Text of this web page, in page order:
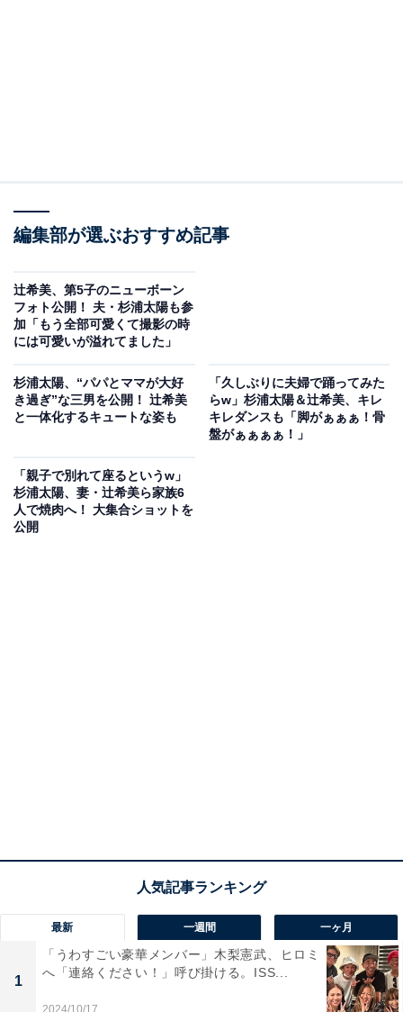
編集部が選ぶおすすめ記事
辻希美、第5子のニューボーン
フォト公開！ 夫・杉浦太陽も参
加「もう全部可愛くて撮影の時
には可愛いが溢れてました」
杉浦太陽、“パパとママが大好
き過ぎ”な三男を公開！ 辻希美
と一体化するキュートな姿も
「久しぶりに夫婦で踊ってみた
らw」杉浦太陽＆辻希美、キレ
キレダンスも「脚がぁぁぁ！骨
盤がぁぁぁぁ！」
「親子で別れて座るというw」
杉浦太陽、妻・辻希美ら家族6
人で焼肉へ！ 大集合ショットを
公開
最新 一週間 一ヶ月
1
「うわすごい豪華メンバー」木梨憲武、ヒロミ
へ「連絡ください！」呼び掛ける。ISS...